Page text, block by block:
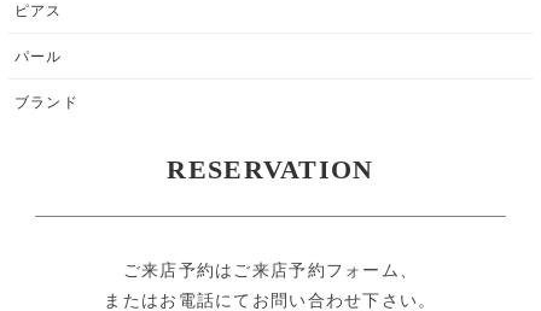
ピアス
パール
ブランド
RESERVATION
ご来店予約はご来店予約フォーム、
またはお電話にてお問い合わせ下さい。